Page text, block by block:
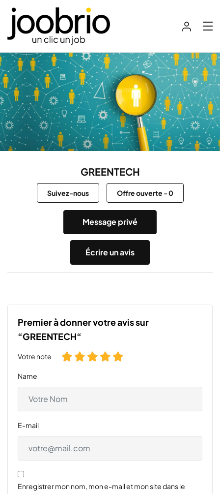
GREENTECH
Suivez-nous Offre ouverte -0
Message privé
Écrire un avis
Premier à donner votre avis sur
“GREENTECH“
Votre note
Name
E-mail
Enregistrer mon nom, mon e-mail et mon site dans le